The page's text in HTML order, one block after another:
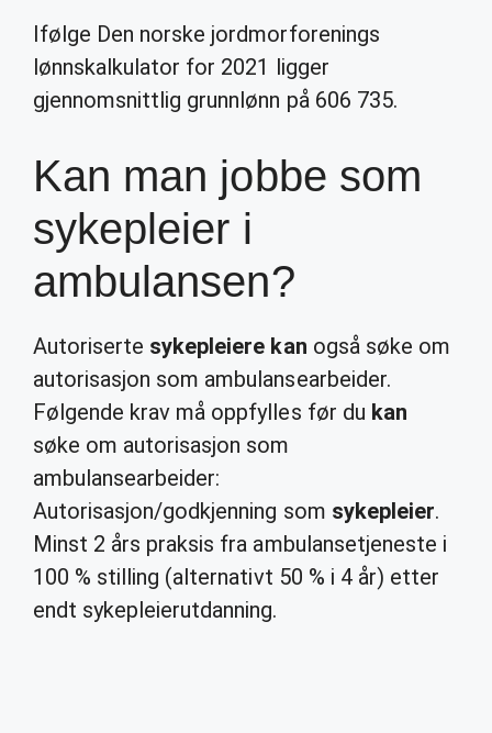
Ifølge Den norske jordmorforenings
lønnskalkulator for 2021 ligger
gjennomsnittlig grunnlønn på 606 735.
Kan man jobbe som
sykepleier i
ambulansen?
Autoriserte sykepleiere kan også søke om
autorisasjon som ambulansearbeider.
Følgende krav må oppfylles før du kan
søke om autorisasjon som
ambulansearbeider:
Autorisasjon/godkjenning som sykepleier.
Minst 2 års praksis fra ambulansetjeneste i
100 % stilling (alternativt 50 % i 4 år) etter
endt sykepleierutdanning.